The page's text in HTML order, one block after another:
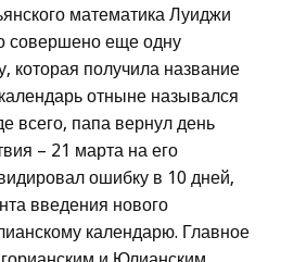
математика Луиджи
совершено еще одну
которая получила название
отныне назывался
всего, папа вернул день
– 21 марта на его
ошибку в 10 дней,
введения нового
календарю. Главное